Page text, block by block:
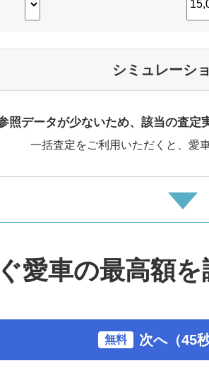
シミュレーシ
照データが少ないため、該当の査定
一括査定をご利用いただくと、愛
愛車の最高額を
無料 次へ（45